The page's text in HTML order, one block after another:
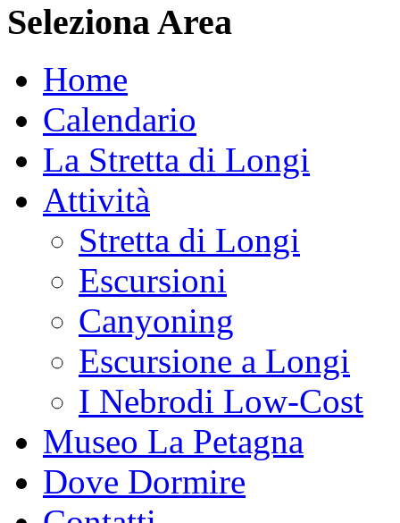
Seleziona Area
Home
Calendario
La Stretta di Longi
Attività
Stretta di Longi
Escursioni
Canyoning
Escursione a Longi
I Nebrodi Low-Cost
Museo La Petagna
Dove Dormire